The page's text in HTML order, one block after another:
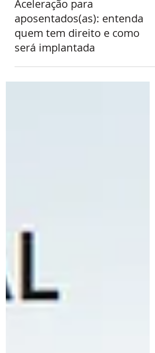
Aposentados e Pensionistas
Aceleração para
aposentados(as): entenda
quem tem direito e como
será implantada